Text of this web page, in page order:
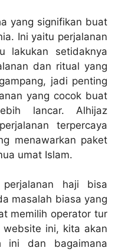
yang signifikan buat
Ini yaitu perjalanan
lakukan setidaknya
dan ritual yang
jadi penting
yang cocok buat
lancar. Alhijaz
terpercaya
menawarkan paket
umat Islam.
haji bisa
masalah biasa yang
memilih operator tur
ini, kita akan
ini dan bagaimana